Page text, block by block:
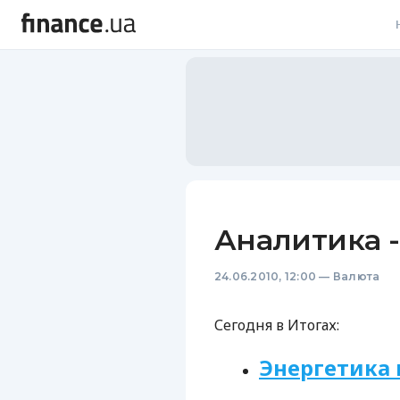
Аналитика
24.06.2010, 12:00 — Валюта
Сегодня в Итогах:
Энергетика